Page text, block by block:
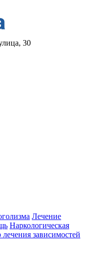
30
Лечение
Наркологическая
зависимостей